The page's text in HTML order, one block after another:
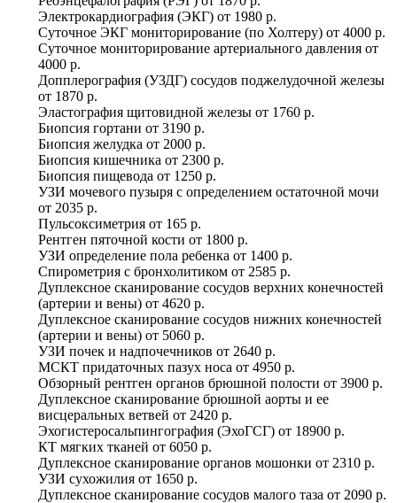
Электрокардиография (ЭКГ) от 1980 р.
Суточное ЭКГ мониторирование (по Холтеру) от 4000 р.
Суточное мониторирование артериального давления от
4000 р.
Допплерография (УЗДГ) сосудов поджелудочной железы
от 1870 р.
Эластография щитовидной железы от 1760 р.
Биопсия гортани от 3190 р.
Биопсия желудка от 2000 р.
Биопсия кишечника от 2300 р.
Биопсия пищевода от 1250 р.
УЗИ мочевого пузыря с определением остаточной мочи
от 2035 р.
Пульсоксиметрия от 165 р.
Рентген пяточной кости от 1800 р.
УЗИ определение пола ребенка от 1400 р.
Спирометрия с бронхолитиком от 2585 р.
Дуплексное сканирование сосудов верхних конечностей
(артерии и вены) от 4620 р.
Дуплексное сканирование сосудов нижних конечностей
(артерии и вены) от 5060 р.
УЗИ почек и надпочечников от 2640 р.
МСКТ придаточных пазух носа от 4950 р.
Обзорный рентген органов брюшной полости от 3900 р.
Дуплексное сканирование брюшной аорты и ее
висцеральных ветвей от 2420 р.
Эхогистеросальпингография (ЭхоГСГ) от 18900 р.
КТ мягких тканей от 6050 р.
Дуплексное сканирование органов мошонки от 2310 р.
УЗИ сухожилия от 1650 р.
Дуплексное сканирование сосудов малого таза от 2090 р.